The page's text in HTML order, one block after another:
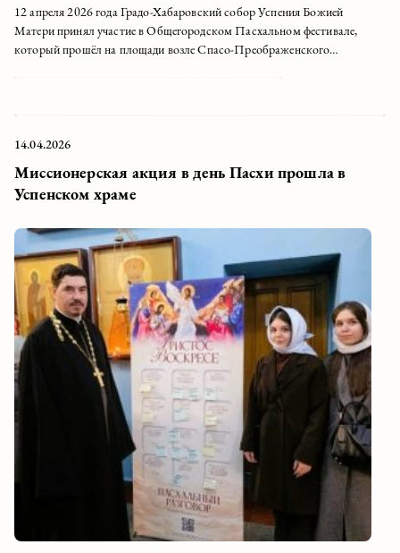
12 апреля 2026 года Градо-Хабаровский собор Успения Божией
Матери принял участие в Общегородском Пасхальном фестивале,
который прошёл на площади возле Спасо-Преображенского
14.04.2026
Миссионерская акция в день Пасхи прошла в
Успенском храме